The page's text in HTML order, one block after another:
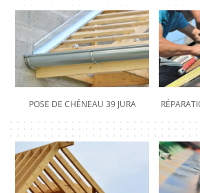
POSE DE CHÉNEAU 39 JURA